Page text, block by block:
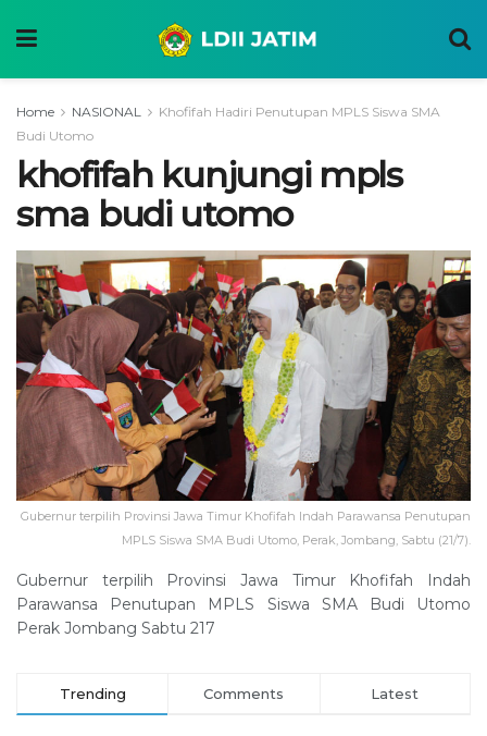
Home NASIONAL
Khofifah Hadiri Penutupan MPLS Siswa SMA
Budi Utomo
khofifah kunjungi mpls
sma budi utomo
Gubernur terpilih Provinsi Jawa Timur Khofifah Indah Parawansa Penutupan
MPLS Siswa SMA Budi Utomo, Perak, Jombang, Sabtu (21/7).
Gubernur terpilih Provinsi Jawa Timur Khofifah Indah
Parawansa Penutupan MPLS Siswa SMA Budi Utomo
Perak Jombang Sabtu 217
Trending Comments Latest